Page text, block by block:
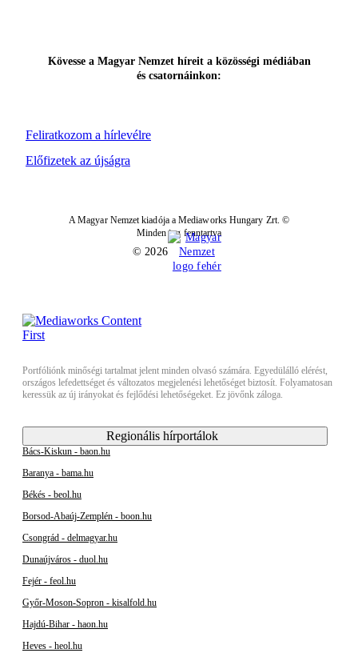
Feliratkozom a hírlevélre
Kövesse a Magyar Nemzet híreit a közösségi médiában
és csatornáinkon:
Előfizetek az újságra
A Magyar Nemzet kiadója a Mediaworks Hungary Zrt. ©
Minden jog fenntartva
© 2026
Portfóliónk minőségi tartalmat jelent minden olvasó számára. Egyedülálló elérést,
országos lefedettséget és változatos megjelenési lehetőséget biztosít. Folyamatosan
keressük az új irányokat és fejlődési lehetőségeket. Ez jövőnk záloga.
Regionális hírportálok
Bács-Kiskun - baon.hu
Baranya - bama.hu
Békés - beol.hu
Borsod-Abaúj-Zemplén - boon.hu
Csongrád - delmagyar.hu
Dunaújváros - duol.hu
Fejér - feol.hu
Győr-Moson-Sopron - kisalfold.hu
Hajdú-Bihar - haon.hu
Heves - heol.hu